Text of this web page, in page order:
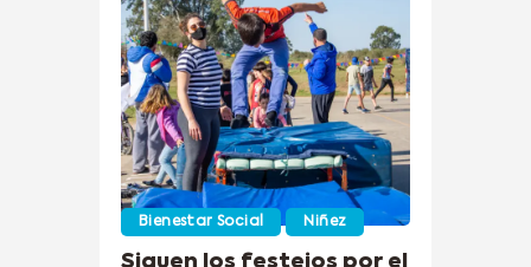
Bienestar Social Niñez